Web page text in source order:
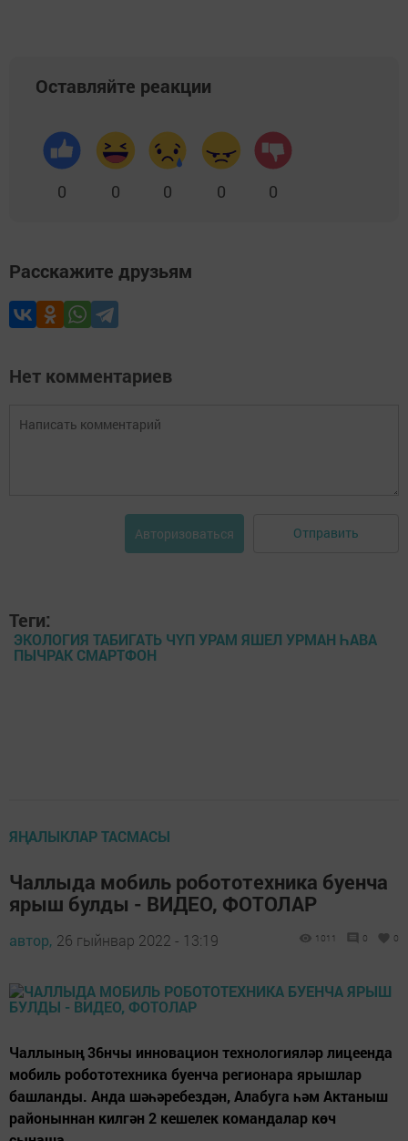
Оставляйте реакции
0 0 0 0 0
Расскажите друзьям
Нет комментариев
Авторизоваться Отправить
Теги:
ЭКОЛОГИЯ ТАБИГАТЬ ЧҮП УРАМ ЯШЕЛ УРМАН ҺАВА
ПЫЧРАК СМАРТФОН
ЯҢАЛЫКЛАР ТАСМАСЫ
Чаллыда мобиль робототехника буенча
ярыш булды - ВИДЕО, ФОТОЛАР
автор, 26 гыйнвар 2022 - 13:19 1011 0 0
Чаллының 36нчы инновацион технологияләр лицеенда
мобиль робототехника буенча регионара ярышлар
башланды. Анда шәһәребездән, Алабуга һәм Актаныш
районыннан килгән 2 кешелек командалар көч